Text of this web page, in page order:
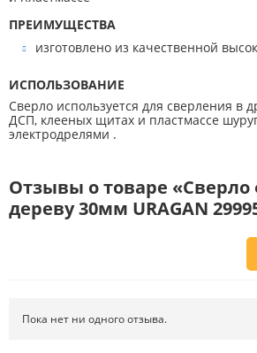
ПРЕИМУЩЕСТВА
изготовлено из качественной
ИСПОЛЬЗОВАНИЕ
Сверло используется для сверления в
ДСП, клееных щитах и пластмассе
электродрелями .
Отзывы о товаре «Cверло
дереву 30мм URAGAN
не ошиблись в своем выборе.
Пока нет ни одного отзыва.